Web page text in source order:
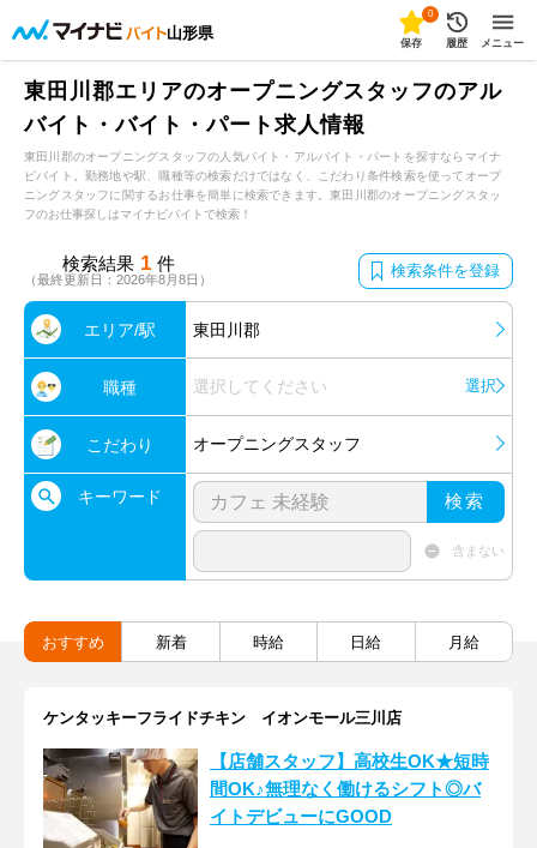
山形県
0
保存 履歴 メニュー
東田川郡エリアのオープニングスタッフのアル
バイト・バイト・パート求人情報
東田川郡のオープニングスタッフの人気バイト・アルバイト・パートを探すならマイナ
ビバイト。勤務地や駅、職種等の検索だけではなく、こだわり条件検索を使ってオープ
ニングスタッフに関するお仕事を簡単に検索できます。東田川郡のオープニングスタッ
フのお仕事探しはマイナビバイトで検索！
検索結果 1 件
（最終更新日：2026年8月8日） 検索条件を登録
エリア/駅 東田川郡
職種 選択してください 選択
こだわり オープニングスタッフ
キーワード 検索
含まない
おすすめ 新着 時給 日給 月給
ケンタッキーフライドチキン イオンモール三川店
【店舗スタッフ】高校生OK★短時
間OK♪無理なく働けるシフト◎バ
イトデビューにGOOD